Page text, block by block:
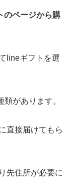
のページから購
lineギフトを選
があります。
直接届けてもら
先住所が必要に